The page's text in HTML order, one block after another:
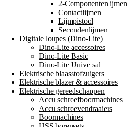
2-Componentenlijmen
Contactlijmen
Lijmpistool
Secondenlijmen
Digitale loupes (Dino-Lite)
Dino-Lite accessoires
Dino-Lite Basic
Dino-Lite Universal
Elektrische blaasstofzuigers
Elektrische blazer & accessoires
Elektrische gereedschappen
Accu schroefboormachines
Accu schroevendraaiers
Boormachines